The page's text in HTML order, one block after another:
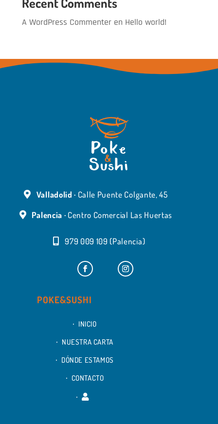
A WordPress Commenteren Hello world!
Valladolid · Calle Puente Colgante, 45
Palencia · Centro Comercial Las Huertas
979 009 109 (Palencia)
POKE&SUSHI
INICIO
NUESTRA CARTA
DÓNDE ESTAMOS
CONTACTO